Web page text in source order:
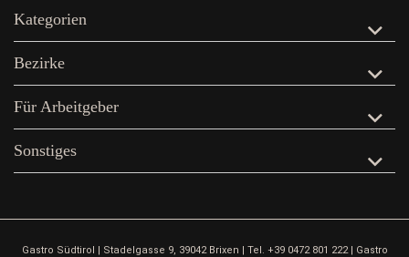
Kategorien
Bezirke
Für Arbeitgeber
Sonstiges
Gastro Südtirol | Stadelgasse 9, 39042 Brixen | Tel. +39 0472 801 222 | Gastro